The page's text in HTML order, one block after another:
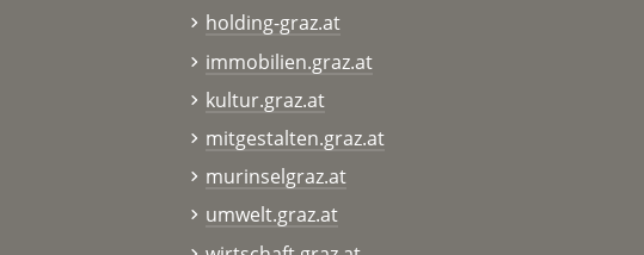
holding-graz.at
immobilien.graz.at
kultur.graz.at
mitgestalten.graz.at
murinselgraz.at
umwelt.graz.at